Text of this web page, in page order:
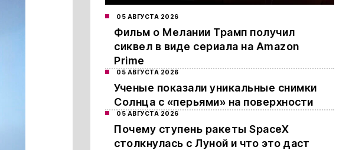
05 АВГУСТА 2026
Фильм о Мелании Трамп получил
сиквел в виде сериала на Amazon
Prime
05 АВГУСТА 2026
Ученые показали уникальные снимки
Солнца с «перьями» на поверхности
05 АВГУСТА 2026
Почему ступень ракеты SpaceX
столкнулась с Луной и что это даст